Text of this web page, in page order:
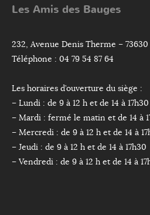
Les Amis des Bauges
232, Avenue Denis Therme –
Téléphone : 04 79 54 87 64
Les horaires d’ouverture du siège :
– Lundi : de 9 à 12 h et de 14 à 17h30
– Mardi : fermé le matin et de 14 à
– Mercredi : de 9 à 12 h et de 14 à
– Jeudi : de 9 à 12 h et de 14 à 17h30
– Vendredi : de 9 à 12 h et de 14 à